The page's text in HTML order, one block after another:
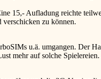
15,- Aufladung reichte
zu können.
u.ä. umgangen. Der
mehr auf solche